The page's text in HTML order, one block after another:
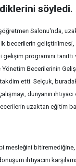
söyledi.
Salonu'nda,
becerilerin
programını
Yönetim Becerilerinin
takdim etti. Selçuk,
dünyanın
uzaktan eğitim
mesleğini
ihtiyacını